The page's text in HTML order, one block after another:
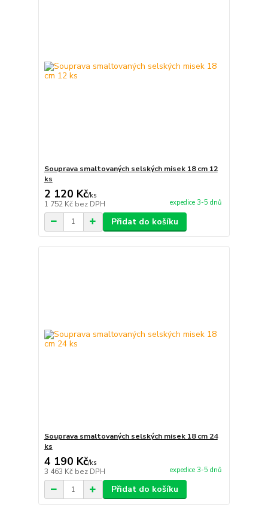
Souprava smaltovaných selských misek 18 cm 12
ks
2 120 Kč/ks
1 752 Kč bez DPH expedice 3-5 dnů
Přidat do košíku
Souprava smaltovaných selských misek 18 cm 24
ks
4 190 Kč/ks
3 463 Kč bez DPH expedice 3-5 dnů
Přidat do košíku